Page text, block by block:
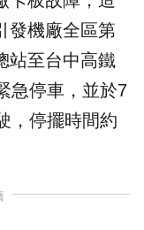
發機廠全區第
站至台中高鐵
急停車，並於7
，停擺時間約